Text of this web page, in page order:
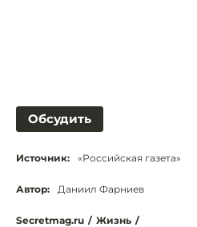
Обсудить
Источник: «Российская газета»
Автор: Даниил Фарниев
Secretmag.ru / Жизнь /